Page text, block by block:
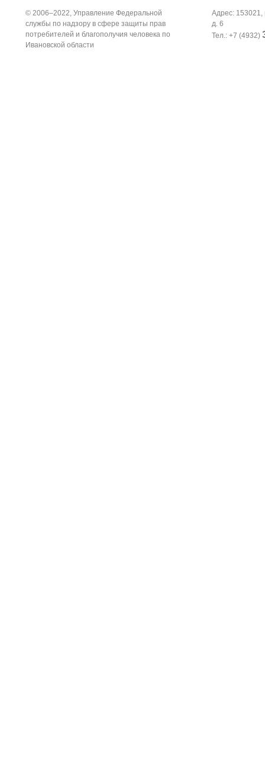
© 2006–2022, Управление Федеральной
службы по надзору в сфере защиты прав
потребителей и благополучия человека по
Ивановской области
Адрес: 153021,
д. 6
Тел.: +7 (4932)